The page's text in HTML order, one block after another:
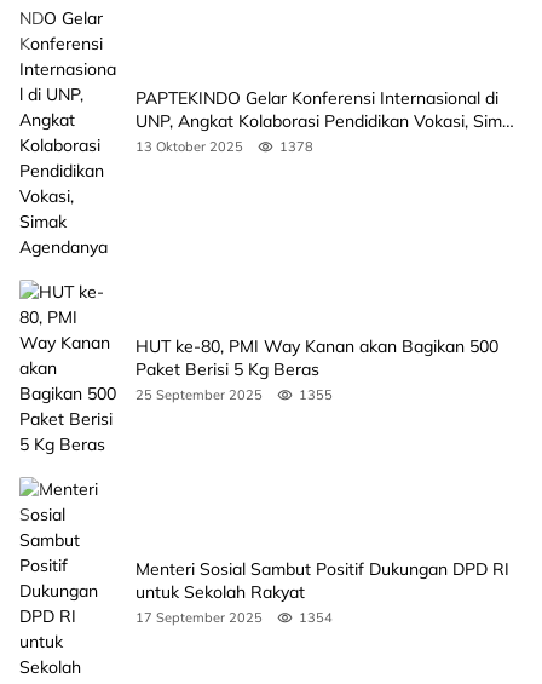
PAPTEKINDO Gelar Konferensi Internasional di
UNP, Angkat Kolaborasi Pendidikan Vokasi, Simak
Agendanya
13 Oktober 2025 1378
HUT ke-80, PMI Way Kanan akan Bagikan 500
Paket Berisi 5 Kg Beras
25 September 2025 1355
Menteri Sosial Sambut Positif Dukungan DPD RI
untuk Sekolah Rakyat
17 September 2025 1354